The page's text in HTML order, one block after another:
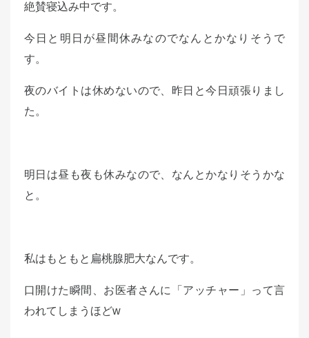
e
o
絶賛寝込み中です。
今日と明日が昼間休みなのでなんとかなりそうで
す。
夜のバイトは休めないので、昨日と今日頑張りまし
た。
明日は昼も夜も休みなので、なんとかなりそうかな
と。
私はもともと扁桃腺肥大なんです。
口開けた瞬間、お医者さんに「アッチャー」って言
われてしまうほどw